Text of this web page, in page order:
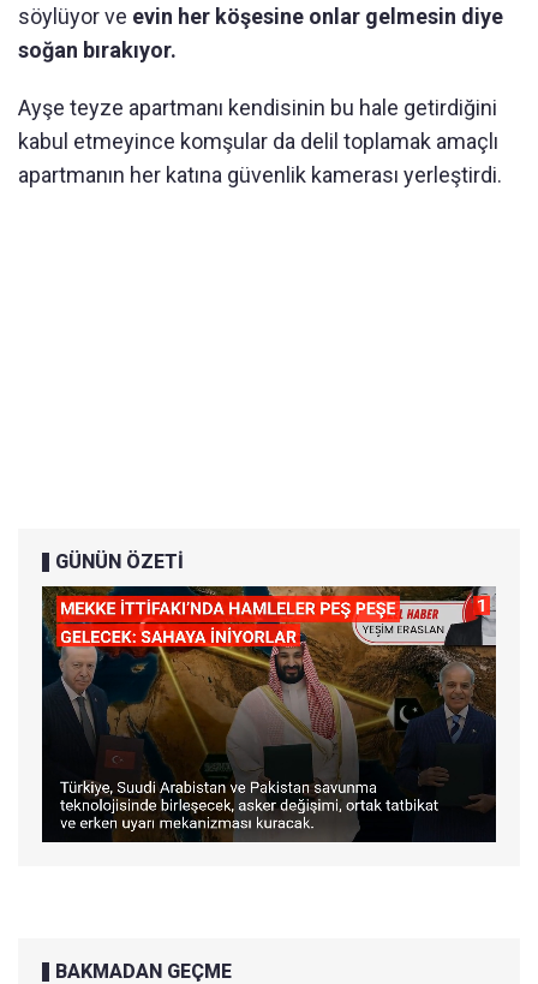
söylüyor ve evin her köşesine onlar gelmesin diye
soğan bırakıyor.
Ayşe teyze apartmanı kendisinin bu hale getirdiğini
kabul etmeyince komşular da delil toplamak amaçlı
apartmanın her katına güvenlik kamerası yerleştirdi.
GÜNÜN ÖZETİ
BAKMADAN GEÇME